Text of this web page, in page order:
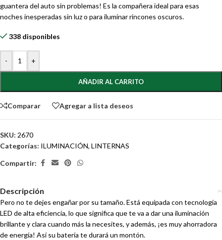
guantera del auto sin problemas! Es la compañera ideal para esas
noches inesperadas sin luz o para iluminar rincones oscuros.
338 disponibles
- +
AÑADIR AL CARRITO
Comparar Agregar a lista deseos
SKU: 2670
Categorías: ILUMINACIÓN, LINTERNAS
Compartir:
Descripción
Pero no te dejes engañar por su tamaño. Está equipada con tecnología
LED de alta eficiencia, lo que significa que te va a dar una iluminación
brillante y clara cuando más la necesites, y además, ¡es muy ahorradora
de energía! Así su batería te durará un montón.